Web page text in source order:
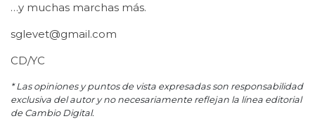
…y muchas marchas más.
sglevet@gmail.com
CD/YC
* Las opiniones y puntos de vista expresadas son responsabilidad
exclusiva del autor y no necesariamente reflejan la línea editorial
de Cambio Digital.